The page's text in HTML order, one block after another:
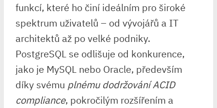
funkcí, které ho činí ideálním pro široké
spektrum uživatelů – od vývojářů a IT
architektů až po velké podniky.
PostgreSQL se odlišuje od konkurence,
jako je MySQL nebo Oracle, především
díky svému plnému dodržování ACID
compliance, pokročilým rozšířením a